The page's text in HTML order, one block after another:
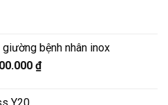
bệnh nhân inox
₫Giá